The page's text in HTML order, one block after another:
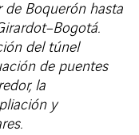
de Boquerón hasta
del túnel
de puentes
la
y